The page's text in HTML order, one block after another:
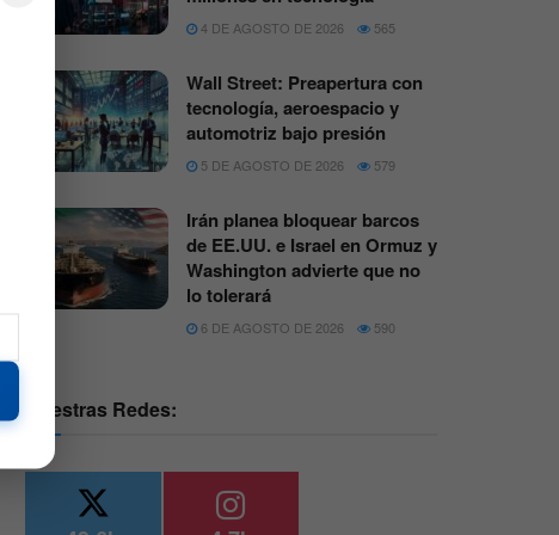
4 DE AGOSTO DE 2026 565
Wall Street: Preapertura con
tecnología, aeroespacio y
automotriz bajo presión
5 DE AGOSTO DE 2026 579
Irán planea bloquear barcos
de EE.UU. e Israel en Ormuz y
Washington advierte que no
lo tolerará
6 DE AGOSTO DE 2026 590
Nuestras Redes: